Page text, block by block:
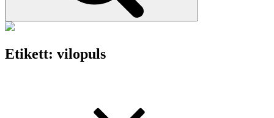
Etikett: vilopuls